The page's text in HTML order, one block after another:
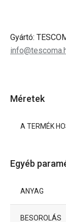
Gyártó:
Méretek
A TERMÉK
Egyéb
ANYAG
BESOROLÁS